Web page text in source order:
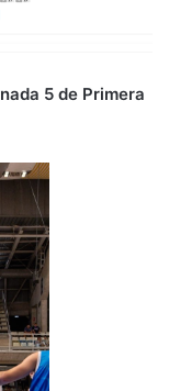
5 de Primera